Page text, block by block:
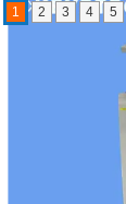
1 2 3 4 5